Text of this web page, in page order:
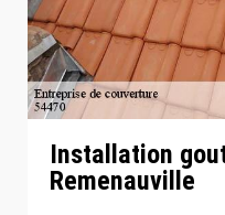
Installation
Remenauville